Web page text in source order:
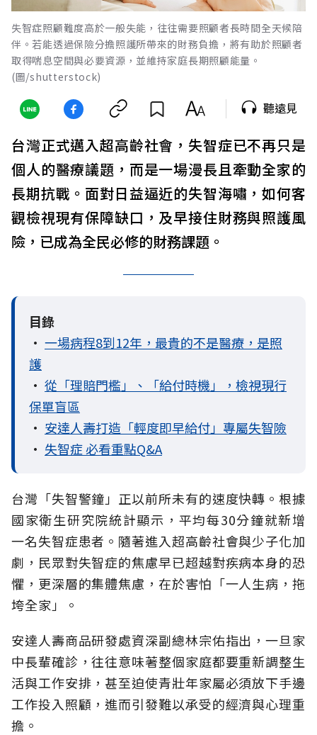
失智症照顧難度高於一般失能，往往需要照顧者長時間全天候陪
伴。若能透過保險分擔照護所帶來的財務負擔，將有助於照顧者
取得喘息空間與必要資源，並維持家庭長期照顧能量。
(圖/shutterstock)
聽遠見
台灣正式邁入超高齡社會，失智症已不再只是
個人的醫療議題，而是一場漫長且牽動全家的
長期抗戰。面對日益逼近的失智海嘯，如何客
觀檢視現有保障缺口，及早接住財務與照護風
險，已成為全民必修的財務課題。
目錄
• 一場病程8到12年，最貴的不是醫療，是照
護
• 從「理賠門檻」、「給付時機」，檢視現行
保單盲區
• 安達人壽打造「輕度即早給付」專屬失智險
• 失智症 必看重點Q&A
台灣「失智警鐘」正以前所未有的速度快轉。根據
國家衛生研究院統計顯示，平均每30分鐘就新增
一名失智症患者。隨著進入超高齡社會與少子化加
劇，民眾對失智症的焦慮早已超越對疾病本身的恐
懼，更深層的集體焦慮，在於害怕「一人生病，拖
垮全家」。
安達人壽商品研發處資深副總林宗佑指出，一旦家
中長輩確診，往往意味著整個家庭都要重新調整生
活與工作安排，甚至迫使青壯年家屬必須放下手邊
工作投入照顧，進而引發難以承受的經濟與心理重
擔。